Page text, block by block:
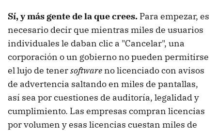
Sí, y más gente de la que crees. Para empezar, es
necesario decir que mientras miles de usuarios
individuales le daban clic a "Cancelar", una
corporación o un gobierno no pueden permitirse
el lujo de tenersoftware no licenciado con avisos
de advertencia saltando en miles de pantallas,
así sea por cuestiones de auditoría, legalidad y
cumplimiento. Las empresas compran licencias
por volumen y esas licencias cuestan miles de